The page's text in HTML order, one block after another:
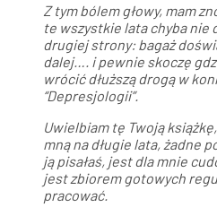
Z tym bólem głowy, mam
te wszystkie lata chyba nie
drugiej strony: bagaż
dalej…. i pewnie skoczę
wrócić dłuższą drogą w
“Depresjologii”.
Uwielbiam tę Twoją
mną na długie lata, żadne
ją pisałaś, jest dla mnie
jest zbiorem gotowych
pracować.